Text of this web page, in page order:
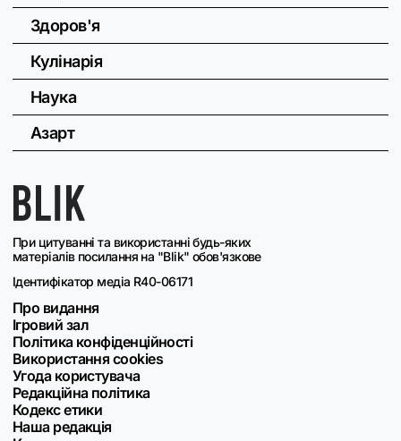
При цитуванні та використанні будь-яких
матеріалів посилання на "Blik" обов'язкове
Ідентифікатор медіа R40-06171
Про видання
Ігровий зал
Політика конфіденційності
Використання cookies
Угода користувача
Редакційна політика
Кодекс етики
Наша редакція
Здоров'я
Кулінарія
Наука
Азарт